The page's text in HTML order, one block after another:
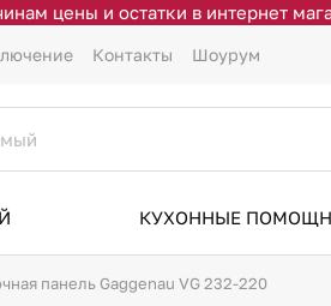
цены и остатки в интернет
Контакты Шоурум
КУХОННЫЕ
панель Gaggenau VG 232-220